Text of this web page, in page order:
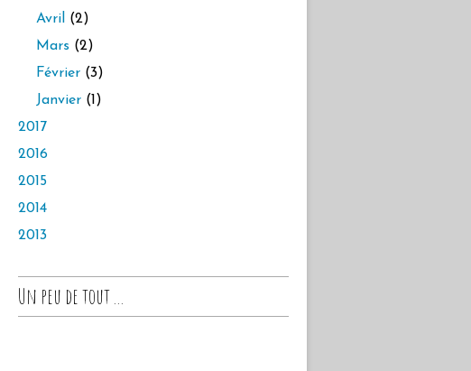
Avril
(2)
Mars (2)
Février (3)
Janvier (1)
2017
2016
2015
2014
2013
Un peu de tout ...